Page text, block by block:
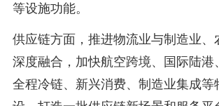
等设施功能。
供应链方面，推进物流业与制造业、
深度融合，加快航空跨境、国际陆港
全程冷链、新兴消费、制造业集成等